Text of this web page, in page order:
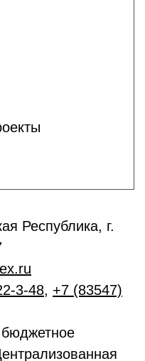
Республика, г.
3-48, +7 (83547)